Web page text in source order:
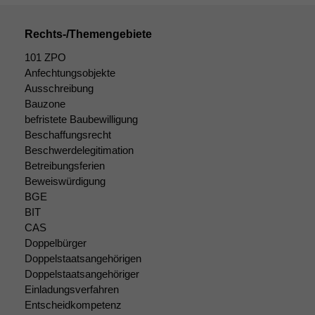
Rechts-/Themengebiete
101 ZPO
Anfechtungsobjekte
Ausschreibung
Bauzone
befristete Baubewilligung
Beschaffungsrecht
Beschwerdelegitimation
Betreibungsferien
Beweiswürdigung
BGE
BIT
CAS
Doppelbürger
Doppelstaatsangehörigen
Doppelstaatsangehöriger
Einladungsverfahren
Entscheidkompetenz